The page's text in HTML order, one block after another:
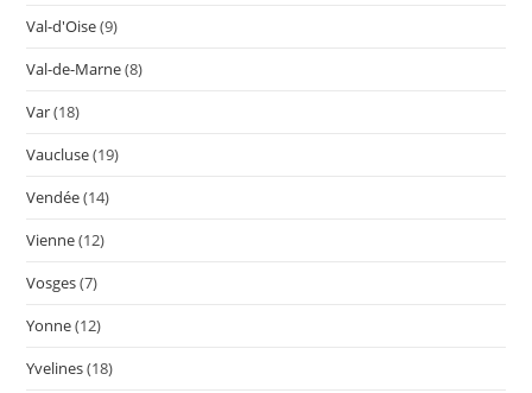
Val-d'Oise(9)
Val-de-Marne(8)
Var(18)
Vaucluse(19)
Vendée(14)
Vienne(12)
Vosges(7)
Yonne(12)
Yvelines(18)